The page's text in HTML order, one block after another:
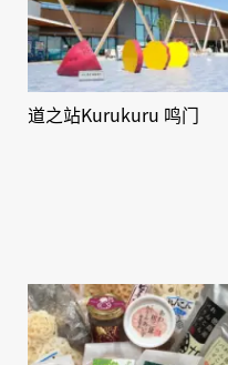
道之站Kurukuru 鸣门